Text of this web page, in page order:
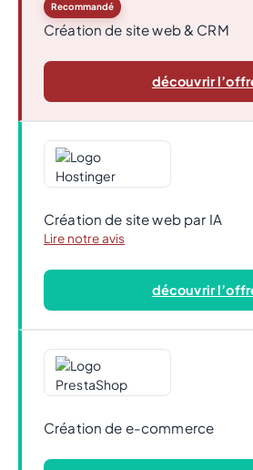
Recommandé
Création de site web & CRM
découvrir
Création de site web par IA
Lire notre avis
découvrir
Création de e-commerce